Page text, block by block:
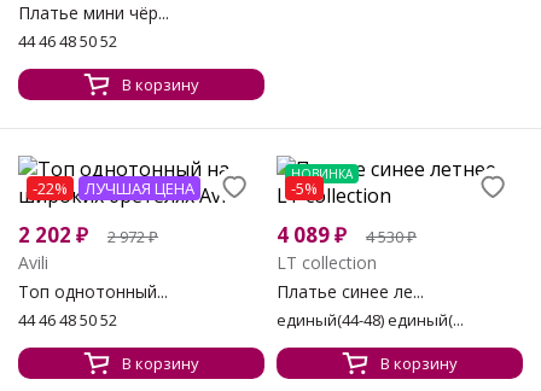
Платье мини чёр...
44 46 48 50 52
В корзину
-22% ЛУЧШАЯ ЦЕНА
2 202 ₽ 2 972₽
Avili
Топ однотонный...
44 46 48 50 52
В корзину
НОВИНКА
-5%
4 089₽ 4 530₽
LT collection
Платье синее ле...
единый(44-48) единый(...
В корзину